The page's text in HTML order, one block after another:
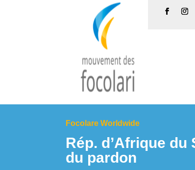
Focolare Worldwide
Rép. d’Afrique
du pardon